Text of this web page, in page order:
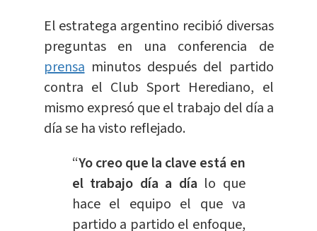
El estratega argentino recibió diversas
preguntas en una conferencia de
prensaminutos después del partido
contra el Club Sport Herediano, el
mismo expresó que el trabajo del día a
día se ha visto reflejado.
“Yo creo que la clave está en
el trabajo día a día lo que
hace el equipo el que va
partido a partido el enfoque,